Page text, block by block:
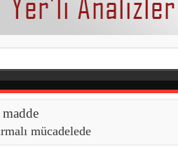
mücadelede